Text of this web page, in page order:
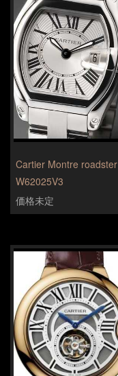
Cartier Montre roadster
W62025V3
価格未定